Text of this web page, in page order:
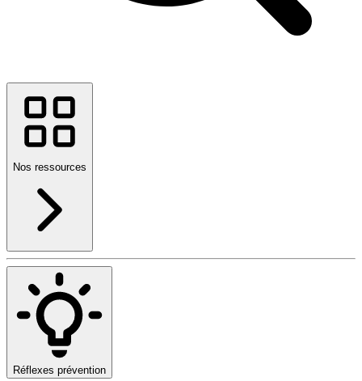
Nos ressources
Réflexes prévention